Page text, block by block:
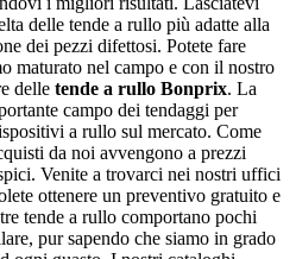
delle tende a rullo più adatte alla
dei pezzi difettosi. Potete fare
maturato nel campo e con il nostro
delle tende a rullo Bonprix. La
campo dei tendaggi per
a rullo sul mercato. Come
da noi avvengono a prezzi
Venite a trovarci nei nostri uffici
ottenere un preventivo gratuito e
tende a rullo comportano pochi
pur sapendo che siamo in grado